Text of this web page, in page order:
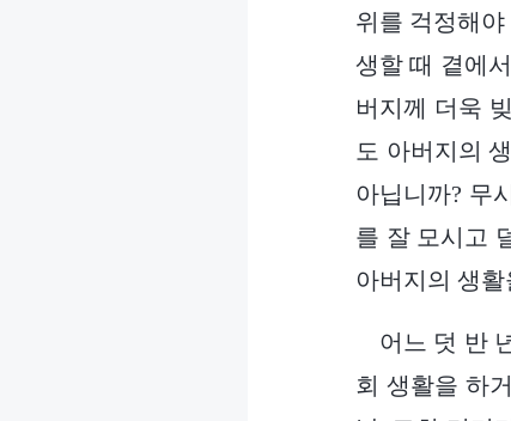
위를 걱정해
생할 때 곁에
버지께 더욱
도 아버지의
아닙니까? 무
를 잘 모시고
아버지의 생
어느 덧 반
회 생활을 하